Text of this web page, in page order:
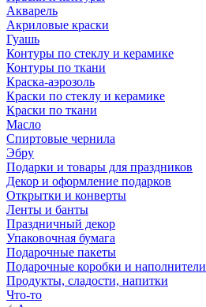
Акварель
Акриловые краски
Гуашь
Контуры по стеклу и керамике
Контуры по ткани
Краска-аэрозоль
Краски по стеклу и керамике
Краски по ткани
Масло
Спиртовые чернила
Эбру
Подарки и товары для праздников
Декор и оформление подарков
Открытки и конверты
Ленты и банты
Праздничный декор
Упаковочная бумага
Подарочные пакеты
Подарочные коробки и наполнители
Продукты, сладости, напитки
Что-то